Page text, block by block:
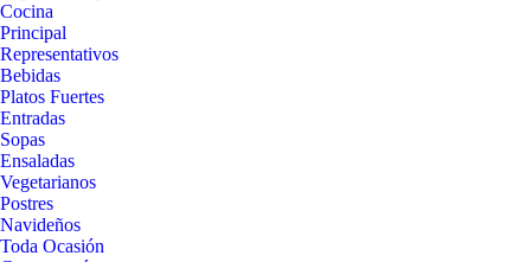
Cocina
Principal
Representativos
Bebidas
Platos Fuertes
Entradas
Sopas
Ensaladas
Vegetarianos
Postres
Navideños
Toda Ocasión